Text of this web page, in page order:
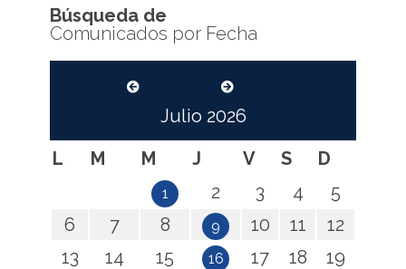
Búsqueda de
Comunicados por Fecha
Julio 2026
L
M M J V S D
1 2 3 4
5
6
7 8 9 10 11
12
13
14 15 16 17 18
19